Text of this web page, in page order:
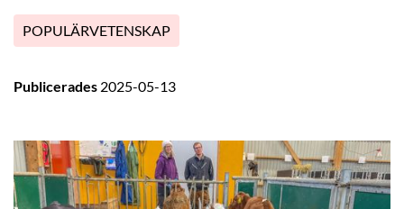
POPULÄRVETENSKAP
Publicerades 2025-05-13